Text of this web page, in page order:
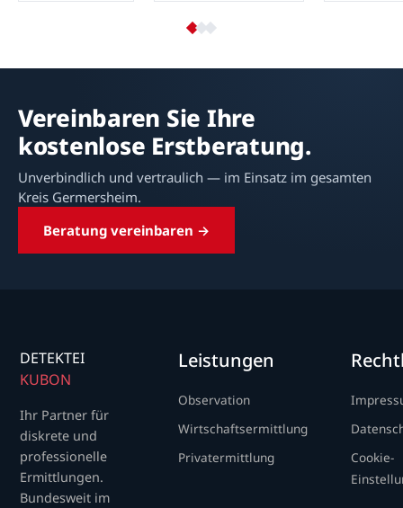
Vereinbaren Sie Ihre
kostenlose Erstberatung.
Unverbindlich und vertraulich — im Einsatz im gesamten
Kreis Germersheim.
Beratung vereinbaren →
DETEKTEI
KUBON
Ihr Partner für
diskrete und
professionelle
Ermittlungen.
Bundesweit im
Leistungen
Observation
Wirtschaftsermittlung
Privatermittlung
Cookie-